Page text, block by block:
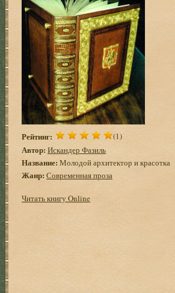
Рейтинг: (1)
Автор: Искандер Фазиль
Название: Молодой архитектор и красотка
Жанр: Современная проза
Читать книгу Online